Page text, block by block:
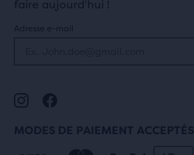
faire aujourd'hui !
Adresse e-mail
MODES DE PAIEMENT ACCEPTÉS